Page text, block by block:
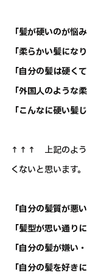
「髪が硬いのが悩み
「柔らかい髪にな
「自分の髪は硬く
「外国人のような
「こんなに硬い髪
↑↑↑ 上記のよう
くないと思います。
「自分の髪質が悪
「髪型が思い通り
「自分の髪が嫌い・
「自分の髪を好き